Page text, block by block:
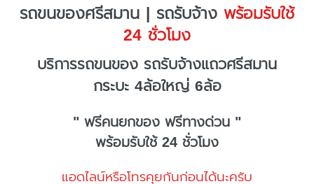
รถขนของศรีสมาน | รถรับจ้าง พร้อมรับใช้
24 ชั่วโมง
บริการรถขนของ รถรับจ้างแถวศรีสมาน
กระบะ 4ล้อใหญ่ 6ล้อ
" ฟรีคนยกของ ฟรีทางด่วน "
พร้อมรับใช้ 24 ชั่วโมง
แอดไลน์หรือโทรคุยกันก่อนได้นะครับ